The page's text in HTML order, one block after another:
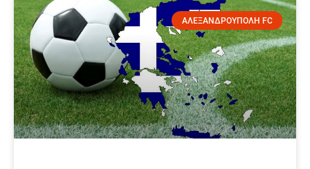
ΑΛΕΞΑΝΔΡΟΥΠΟΛΗ FC